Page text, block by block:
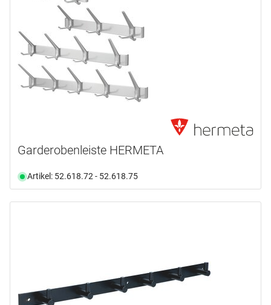
Garderobenleiste HERMETA
Artikel: 52.618.72 - 52.618.75